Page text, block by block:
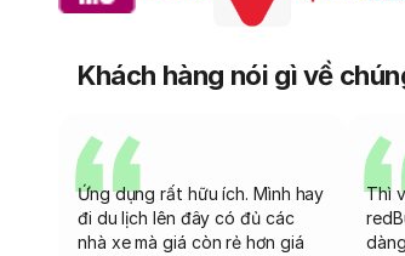
Khách hàng nói gì về
Ứng dụng rất hữu ích. Mình hay
đi du lịch lên đây có đủ các
nhà xe mà giá còn rẻ hơn giá
Thì